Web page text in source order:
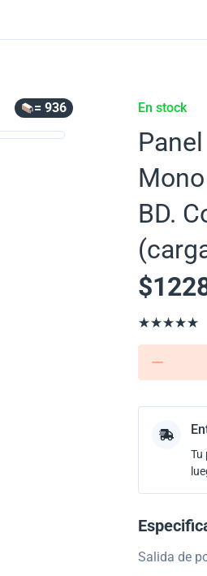
= 936 En stock
BD.
$
Tu
Salida de